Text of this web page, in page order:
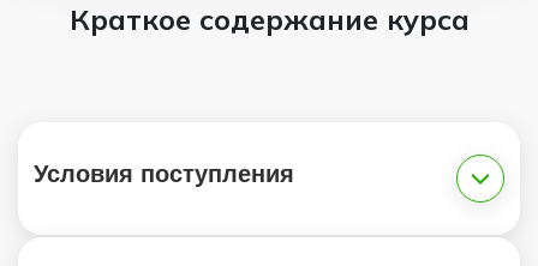
Краткое содержание курса
Условия поступления